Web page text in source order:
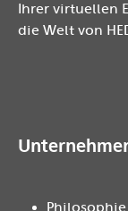
Ihrer virtuellen
die Welt von
Philosophie